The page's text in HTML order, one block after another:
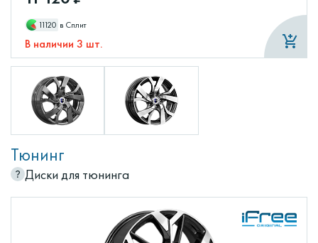
11120 в Сплит
В наличии 3 шт.
Тюнинг
Диски для тюнинга